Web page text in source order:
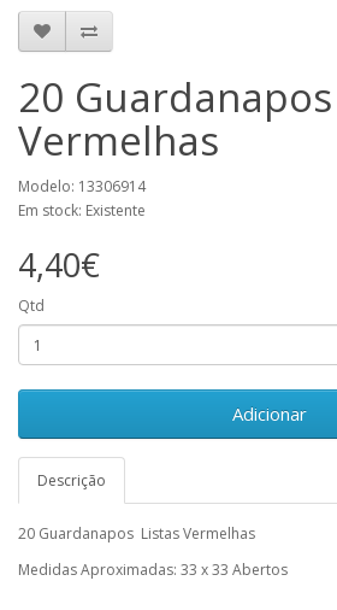
20
Vermelhas
Modelo: 13306914
Em stock: Existente
4,40€
Qtd
Adicionar
Descrição
20 Guardanapos Listas Vermelhas
Medidas Aproximadas: 33 x 33 Abertos